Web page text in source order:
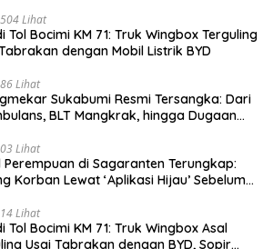
Lihat
Tol Bocimi KM 71: Truk Wingbox Terguling
dengan Mobil Listrik BYD
Lihat
Sukabumi Resmi Tersangka: Dari
BLT Mangkrak, hingga Dugaan
Lihat
di Sagaranten Terungkap:
Korban Lewat ‘Aplikasi Hijau’ Sebelum
Lihat
Tol Bocimi KM 71: Truk Wingbox Asal
Usai Tabrakan dengan BYD, Sopir